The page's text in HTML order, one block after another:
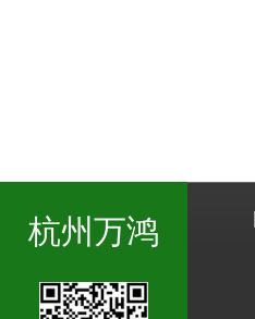
杭州万鸿